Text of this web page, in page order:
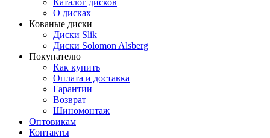
Каталог дисков
О дисках
Кованые диски
Диски Slik
Диски Solomon Alsberg
Покупателю
Как купить
Оплата и доставка
Гарантии
Возврат
Шиномонтаж
Оптовикам
Контакты